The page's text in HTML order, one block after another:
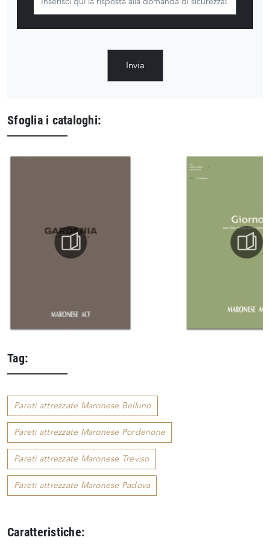
Invia
Sfoglia i cataloghi:
Tag:
Pareti attrezzate Maronese Belluno
Pareti attrezzate Maronese Pordenone
Pareti attrezzate Maronese Treviso
Pareti attrezzate Maronese Padova
Caratteristiche: